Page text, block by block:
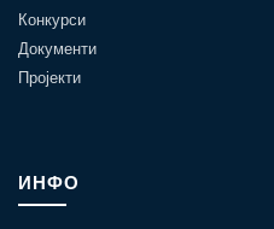
Конкурси
Документи
Пројекти
ИНФО